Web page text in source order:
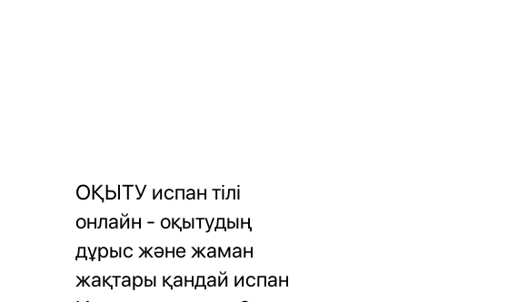
ОҚЫТУ испан тілі
онлайн - оқытудың
дұрыс және жаман
жақтары қандай испан